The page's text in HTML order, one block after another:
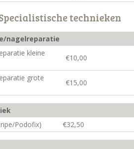
technieken
nagelreparatie
kleine
€10,00
grote
€15,00
Podofix)
€32,50